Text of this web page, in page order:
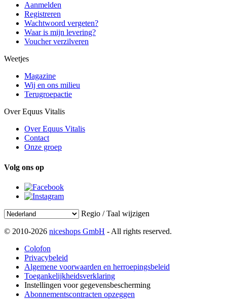
Aanmelden
Registreren
Wachtwoord vergeten?
Waar is mijn levering?
Voucher verzilveren
Weetjes
Magazine
Wij en ons milieu
Terugroepactie
Over Equus Vitalis
Over Equus Vitalis
Contact
Onze groep
Volg ons op
Regio / Taal wijzigen
© 2010-2026 niceshops GmbH - All rights reserved.
Colofon
Privacybeleid
Algemene voorwaarden en herroepingsbeleid
Toegankelijkheidsverklaring
Instellingen voor gegevensbescherming
Abonnementscontracten opzeggen